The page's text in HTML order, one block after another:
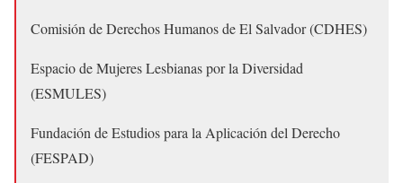
Comisión de Derechos Humanos de El Salvador (CDHES)
Espacio de Mujeres Lesbianas por la Diversidad
(ESMULES)
Fundación de Estudios para la Aplicación del Derecho
(FESPAD)